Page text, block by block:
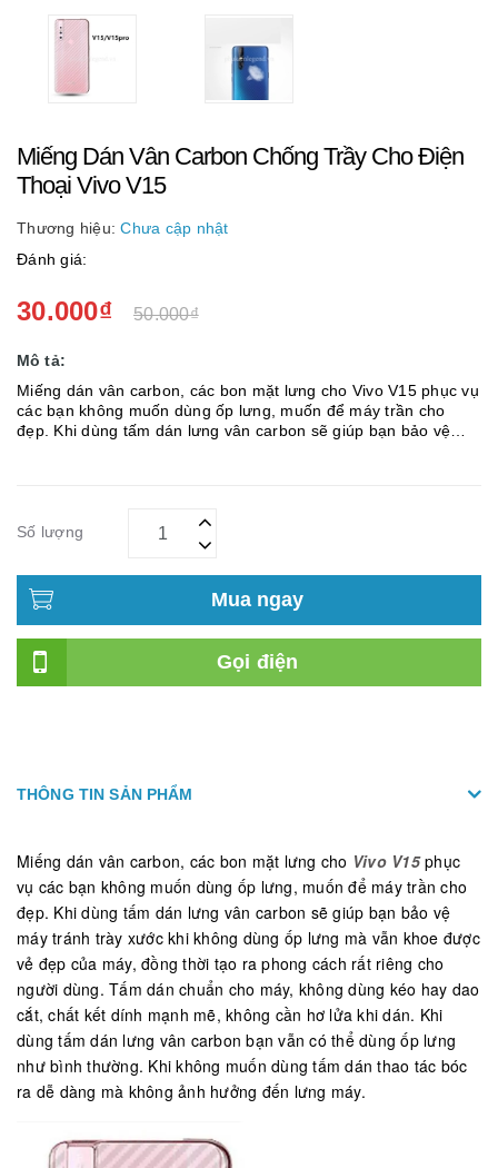
Miếng Dán Vân Carbon Chống Trầy Cho Điện
Thoại Vivo V15
Thương hiệu: Chưa cập nhật
Đánh giá:
30.000₫ 50.000₫
Mô tả:
Miếng dán vân carbon, các bon mặt lưng cho Vivo V15 phục vụ
các bạn không muốn dùng ốp lưng, muốn để máy trần cho
đẹp. Khi dùng tấm dán lưng vân carbon sẽ giúp bạn bảo vệ
Số lượng
Mua ngay
Gọi điện
THÔNG TIN SẢN PHẨM
Miếng dán vân carbon, các bon mặt lưng cho Vivo V15 phục
vụ các bạn không muốn dùng ốp lưng, muốn để máy trần cho
đẹp. Khi dùng tấm dán lưng vân carbon sẽ giúp bạn bảo vệ
máy tránh trày xước khi không dùng ốp lưng mà vẫn khoe được
vẻ đẹp của máy, đồng thời tạo ra phong cách rất riêng cho
người dùng. Tấm dán chuẩn cho máy, không dùng kéo hay dao
cắt, chất kết dính mạnh mẽ, không cần hơ lửa khi dán. Khi
dùng tấm dán lưng vân carbon bạn vẫn có thể dùng ốp lưng
như bình thường. Khi không muốn dùng tấm dán thao tác bóc
ra dễ dàng mà không ảnh hưởng đến lưng máy.